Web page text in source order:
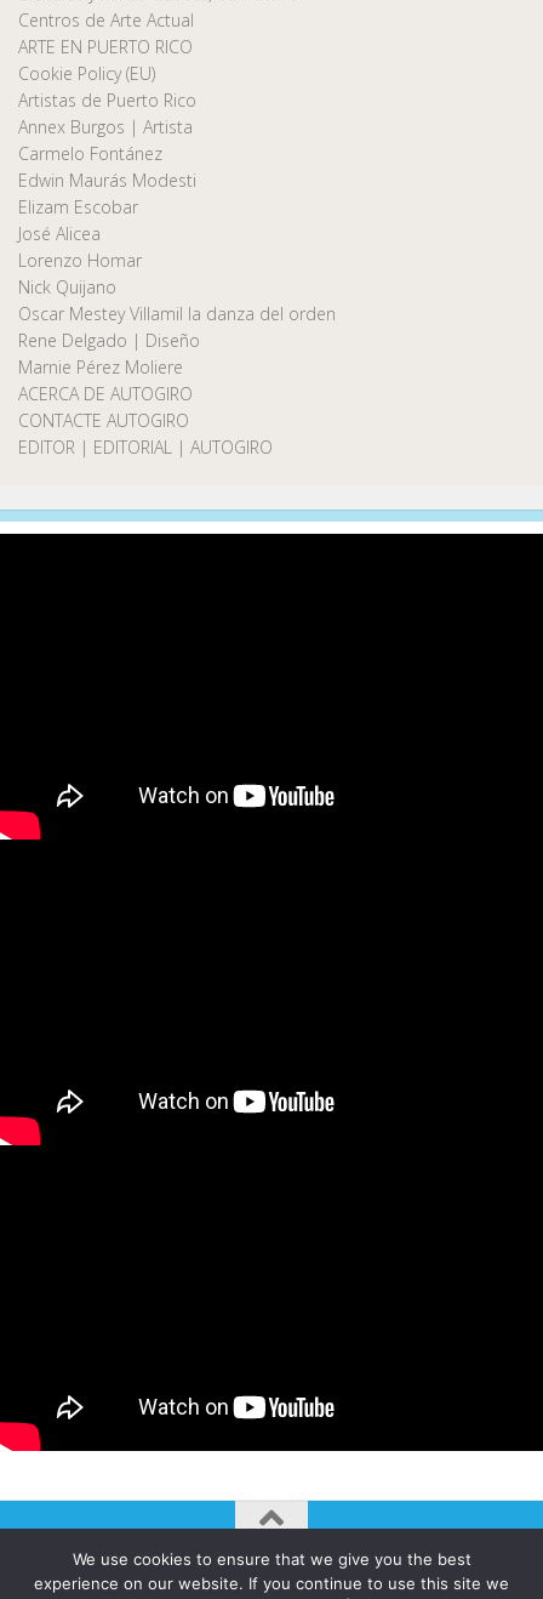
Centros de Arte Actual
ARTE EN PUERTO RICO
Cookie Policy (EU)
Artistas de Puerto Rico
Annex Burgos | Artista
Carmelo Fontánez
Edwin Maurás Modesti
Elizam Escobar
José Alicea
Lorenzo Homar
Nick Quijano
Oscar Mestey Villamil la danza del orden
Rene Delgado | Diseño
Marnie Pérez Moliere
ACERCA DE AUTOGIRO
CONTACTE AUTOGIRO
EDITOR | EDITORIAL | AUTOGIRO
AUTOGIRO/el giro del arte actual © JAVIER MARTINEZ 2026. All
We use cookies to ensure that we give you the best
experience on our website. If you continue to use this site we